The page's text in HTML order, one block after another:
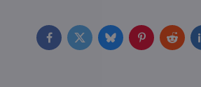
FacebookTwitterBlueskyPinterestReddit